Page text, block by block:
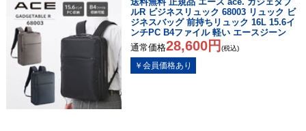
ルR ビジネスリュック 68003 リュック ビ
ジネスバッグ 前持ちリュック 16L 15.6イ
ンチPC B4ファイル 軽い エースジーン
通常価格28,600円 (税込)